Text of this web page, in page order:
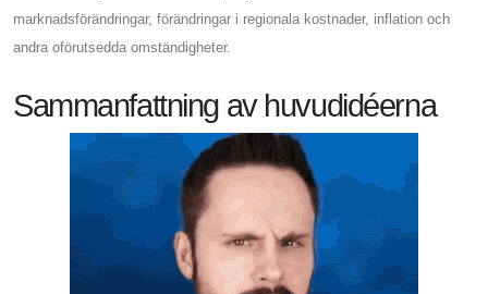
marknadsförändringar, förändringar i regionala kostnader, inflation och
andra oförutsedda omständigheter.
Sammanfattning av huvudidéerna